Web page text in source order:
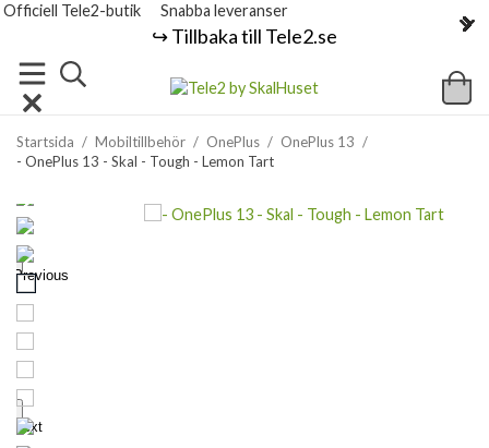
Officiell Tele2-butik Snabba leveranser
↪️ Tillbaka till Tele2.se
Startsida / Mobiltillbehör / OnePlus / OnePlus 13 /
- OnePlus 13 - Skal - Tough - Lemon Tart
Previous
Next